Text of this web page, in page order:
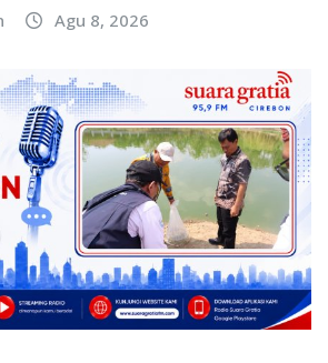
Agu 8, 2026